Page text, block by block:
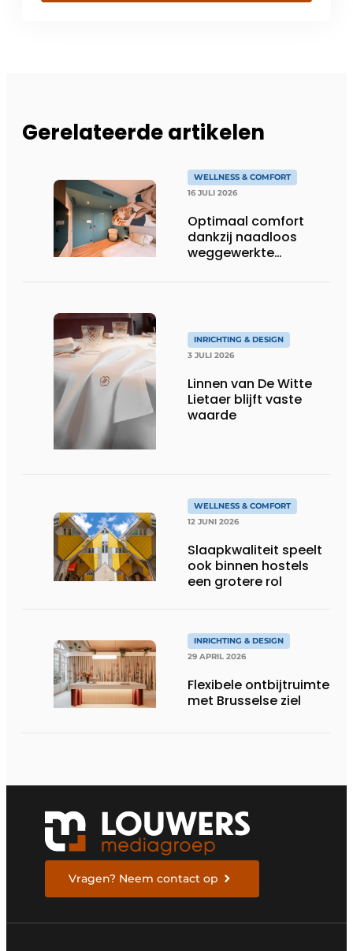
Gerelateerde artikelen
WELLNESS & COMFORT
16 JULI 2026
Optimaal comfort
dankzij naadloos
weggewerkte
INRICHTING & DESIGN
3 JULI 2026
Linnen van De Witte
Lietaer blijft vaste
waarde
WELLNESS & COMFORT
12 JUNI 2026
Slaapkwaliteit speelt
ook binnen hostels
een grotere rol
INRICHTING & DESIGN
29 APRIL 2026
Flexibele ontbijtruimte
met Brusselse ziel
Vragen? Neem contact op